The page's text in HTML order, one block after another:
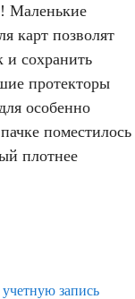
Маленькие
карт позволят
и сохранить
протекторы
особенно
поместилось
плотнее
учетную запись